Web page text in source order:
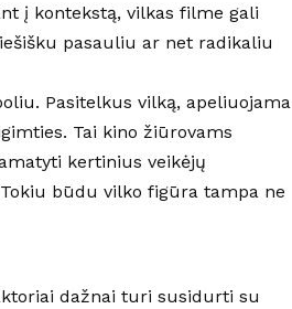
į kontekstą, vilkas filme gali
pasauliu ar net radikaliu
Pasitelkus vilką, apeliuojama
Tai kino žiūrovams
kertinius veikėjų
būdu vilko figūra tampa ne
dažnai turi susidurti su